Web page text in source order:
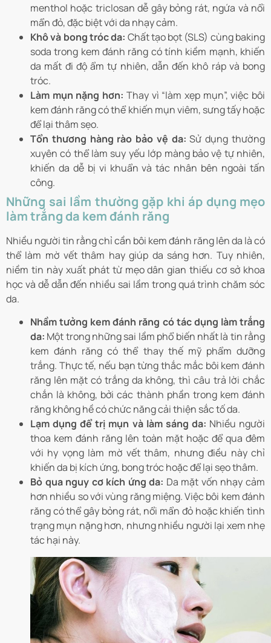
menthol hoặc triclosan dễ gây bỏng rát, ngứa và nổi
mẩn đỏ, đặc biệt với da nhạy cảm.
Khô và bong tróc da: Chất tạo bọt (SLS) cùng baking
soda trong kem đánh răng có tính kiềm mạnh, khiến
da mất đi độ ẩm tự nhiên, dẫn đến khô ráp và bong
tróc.
Làm mụn nặng hơn: Thay vì “làm xẹp mụn”, việc bôi
kem đánh răng có thể khiến mụn viêm, sưng tấy hoặc
để lại thâm sẹo.
Tổn thương hàng rào bảo vệ da: Sử dụng thường
xuyên có thể làm suy yếu lớp màng bảo vệ tự nhiên,
khiến da dễ bị vi khuẩn và tác nhân bên ngoài tấn
công.
Những sai lầm thường gặp khi áp dụng mẹo
làm trắng da kem đánh răng
Nhiều người tin rằng chỉ cần bôi kem đánh răng lên da là có
thể làm mờ vết thâm hay giúp da sáng hơn. Tuy nhiên,
niềm tin này xuất phát từ mẹo dân gian thiếu cơ sở khoa
học và dễ dẫn đến nhiều sai lầm trong quá trình chăm sóc
da.
Nhầm tưởng kem đánh răng có tác dụng làm trắng
da: Một trong những sai lầm phổ biến nhất là tin rằng
kem đánh răng có thể thay thế mỹ phẩm dưỡng
trắng. Thực tế, nếu bạn từng thắc mắc bôi kem đánh
răng lên mặt có trắng da không, thì câu trả lời chắc
chắn là không, bởi các thành phần trong kem đánh
răng không hề có chức năng cải thiện sắc tố da.
Lạm dụng để trị mụn và làm sáng da: Nhiều người
thoa kem đánh răng lên toàn mặt hoặc để qua đêm
với hy vọng làm mờ vết thâm, nhưng điều này chỉ
khiến da bị kích ứng, bong tróc hoặc để lại sẹo thâm.
Bỏ qua nguy cơ kích ứng da: Da mặt vốn nhạy cảm
hơn nhiều so với vùng răng miệng. Việc bôi kem đánh
răng có thể gây bỏng rát, nổi mẩn đỏ hoặc khiến tình
trạng mụn nặng hơn, nhưng nhiều người lại xem nhẹ
tác hại này.